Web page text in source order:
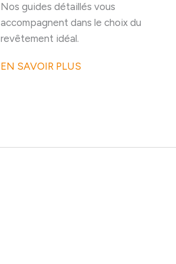
Nos guides détaillés vous
accompagnent dans le choix du
revêtement idéal.
EN SAVOIR PLUS